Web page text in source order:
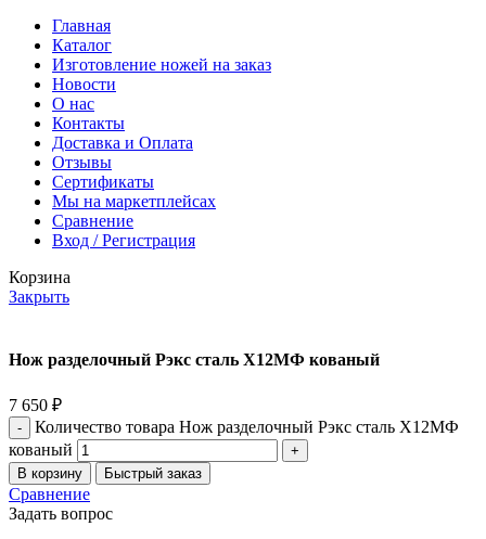
Главная
Каталог
Изготовление ножей на заказ
Новости
О нас
Контакты
Доставка и Оплата
Отзывы
Сертификаты
Мы на маркетплейсах
Сравнение
Вход / Регистрация
Корзина
Закрыть
Нож разделочный Рэкс сталь Х12МФ кованый
7 650 ₽
Количество товара Нож разделочный Рэкс сталь Х12МФ
кованый
В корзину Быстрый заказ
Сравнение
Задать вопрос